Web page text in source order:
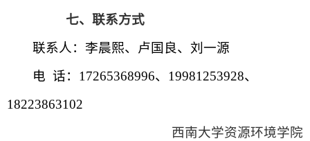
七、联系方式
联系人：李晨熙、卢国良、刘一源
电 话：17265368996、19981253928、
18223863102
西南大学资源环境学院